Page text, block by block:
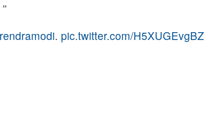
. pic.twitter.com/H5XUGEvgBZ